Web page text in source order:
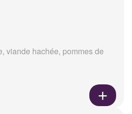
viande hachée, pommes de